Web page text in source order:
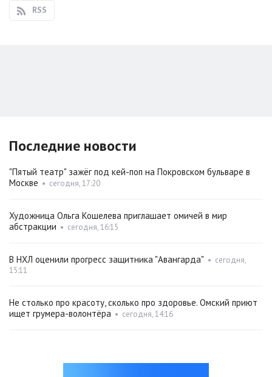
RSS
Последние новости
"Пятый театр" зажёг под кей-поп на Покровском бульваре в
Москве • сегодня, 17:20
Художница Ольга Кошелева приглашает омичей в мир
абстракции • сегодня, 16:15
В НХЛ оценили прогресс защитника "Авангарда" • сегодня,
15:11
Не столько про красоту, сколько про здоровье. Омский приют
ищет грумера-волонтёра • сегодня, 14:16